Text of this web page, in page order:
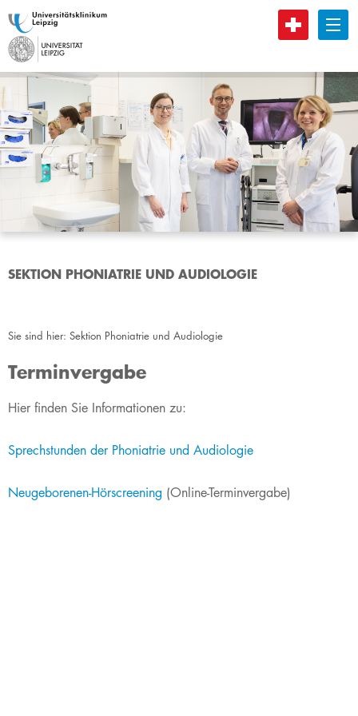
B
SEKTION PHONIATRIE UND AUDIOLOGIE
Sie sind hier: Sektion Phoniatrie und Audiologie
Terminvergabe
Hier finden Sie Informationen zu:
Sprechstunden der Phoniatrie und Audiologie
Neugeborenen-Hörscreening (Online-Terminvergabe)